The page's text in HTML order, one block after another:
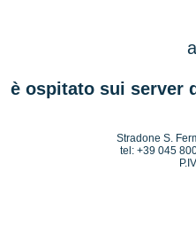
è ospitato sui server
Stradone S.
tel: +39 045